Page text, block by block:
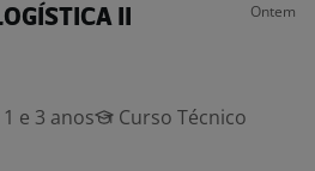
II Ontem
e 3 anos
Curso Técnico